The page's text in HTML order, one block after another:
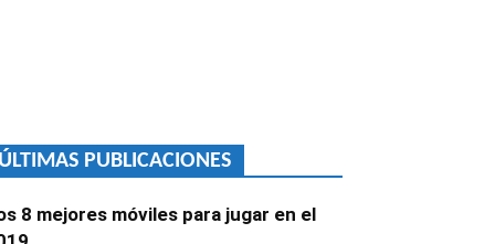
PUBLICACIONES
8 mejores móviles para jugar en el